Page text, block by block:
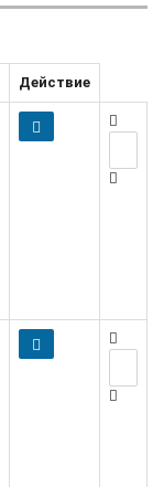
Действие